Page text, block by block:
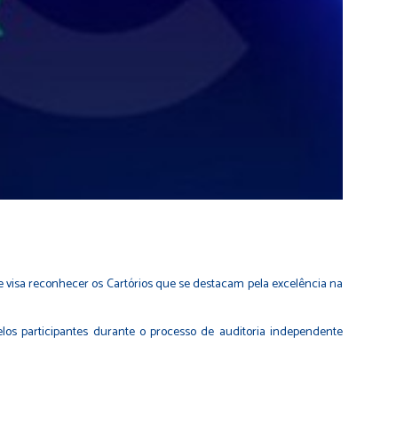
reconhecer os Cartórios que se destacam pela excelência na
participantes durante o processo de auditoria independente